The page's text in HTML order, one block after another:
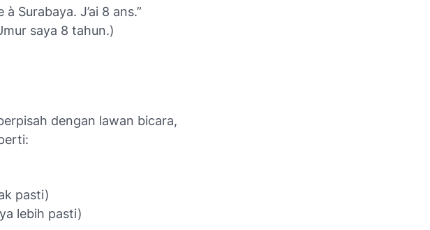
à Surabaya. J’ai 8 ans.”
saya 8 tahun.)
dengan lawan bicara,
pasti)
lebih pasti)